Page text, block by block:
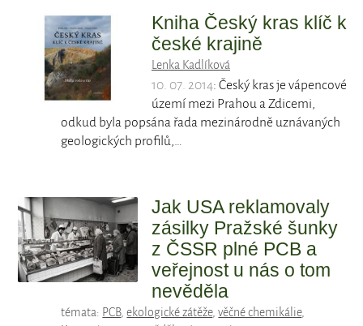
Kniha Český kras klíč k
české krajině
Lenka Kadlíková
10. 07. 2014: Český kras je vápencové
území mezi Prahou a Zdicemi,
odkud byla popsána řada mezinárodně uznávaných
geologických profilů,…
Jak USA reklamovaly
zásilky Pražské šunky
z ČSSR plné PCB a
veřejnost u nás o tom
nevěděla
témata: PCB,ekologické zátěže,věčné chemikálie,